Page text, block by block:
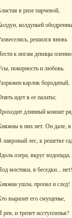
в ризе парчевой,
колдуньей
решился вновь
к ногам девицы
покорность и любовь.
карлик бородатый,
идет в ее палаты;
длинный комнат
в них нет. Он дале, в
лавровый лес, к решетке
озера, вкруг водопада,
мостики, в беседки... нет!
ушла, пропал и след!
выразит его смущенье,
рев, и трепет исступленья?